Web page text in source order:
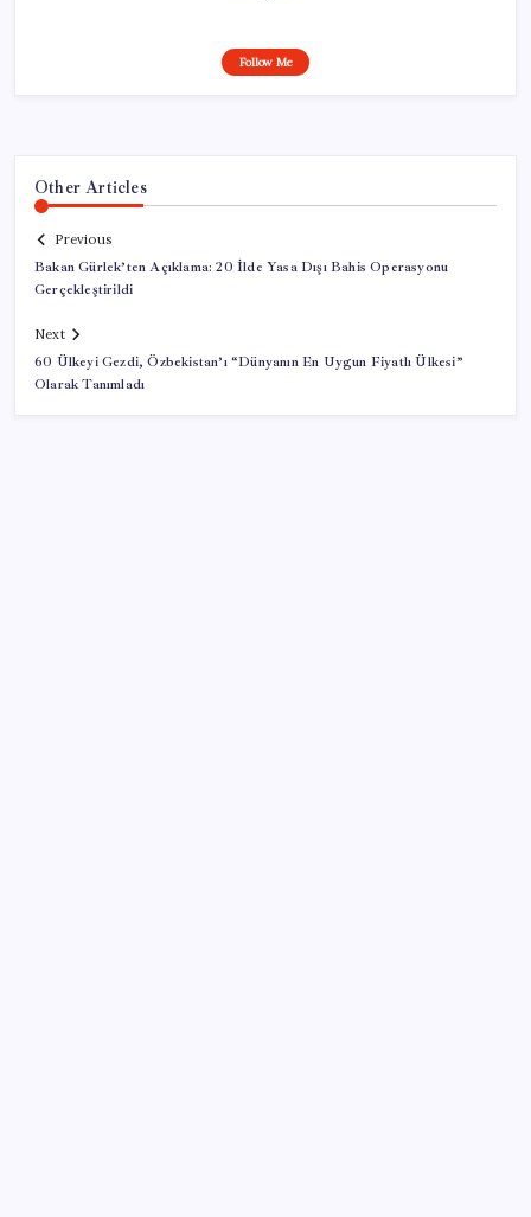
Follow Me
Other Articles
Previous
Bakan Gürlek’ten Açıklama: 20 İlde Yasa Dışı Bahis Operasyonu
Gerçekleştirildi
Next
60 Ülkeyi Gezdi, Özbekistan’ı “Dünyanın En Uygun Fiyatlı Ülkesi”
Olarak Tanımladı